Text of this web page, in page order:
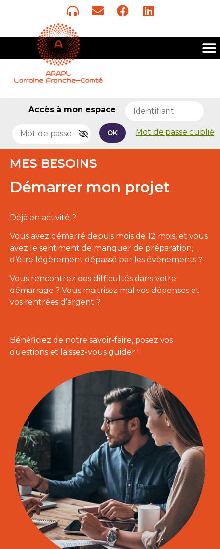
Accès à mon espace
OK Mot de passe oublié
MES BESOINS
Démarrer mon projet
Déjà en activité ?
Vous avez démarré depuis mois de 12 mois, et vous
avez le sentiment de manquer de préparation,
d’être légèrement dépassé par les évènements ?
Vous rencontrez des difficultés dans votre
démarrage ? Vous maitrisez mal vos dépenses et
vos rentrées d’argent ?
Bénéficiez de notre savoir-faire, posez vos
questions et laissez-vous guider !